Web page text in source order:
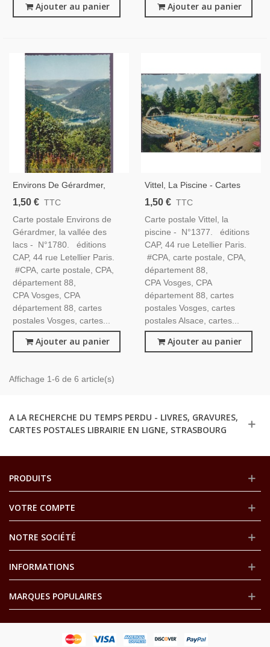
Ajouter au panier Ajouter au panier
Environs De Gérardmer,
Vallée Des Lacs - Cartes
1,50 € TTC
Carte postale Environs de
Gérardmer, la vallée des
lacs - N°1780. éditions
CAP, 44 rue Letellier Paris.
#CPA, carte postale, CPA,
département 88,
CPA Vosges, CPA
département 88, cartes
postales Vosges, cartes...
Ajouter au panier
Vittel, La Piscine - Cartes
Postales Vosges 88
1,50 € TTC
Carte postale Vittel, la
piscine - N°1377. éditions
CAP, 44 rue Letellier Paris.
#CPA, carte postale, CPA,
département 88,
CPA Vosges, CPA
département 88, cartes
postales Vosges, cartes
postales Alsace, cartes...
Ajouter au panier
Affichage 1-6 de 6 article(s)
A LA RECHERCHE DU TEMPS PERDU - LIVRES, GRAVURES,
CARTES POSTALES LIBRAIRIE EN LIGNE, STRASBOURG
PRODUITS
VOTRE COMPTE
NOTRE SOCIÉTÉ
INFORMATIONS
MARQUES POPULAIRES